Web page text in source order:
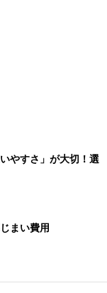
やすさ」が大切！選
まい費用